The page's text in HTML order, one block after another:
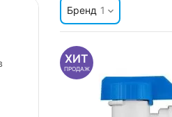
Бренд 1
ХИТ
ПРОДАЖ